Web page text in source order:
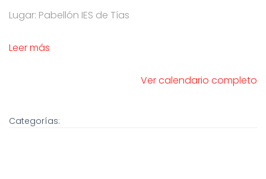
Lugar: Pabellón IES de Tías
Leer más
Ver calendario completo
Categorías: